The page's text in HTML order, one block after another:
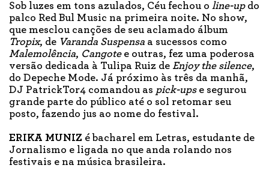
Sob luzes em tons azulados, Céu fechou o line-up do
palco Red Bul Music na primeira noite. No show,
que mesclou canções de seu aclamado álbum
Tropix, de Varanda Suspensa a sucessos como
Malemolência, Cangote e outras, fez uma poderosa
versão dedicada à Tulipa Ruiz de Enjoy the silence,
do Depeche Mode. Já próximo às três da manhã,
DJ PatrickTor4 comandou as pick-upse segurou
grande parte do público até o sol retomar seu
posto, fazendo jus ao nome do festival.
ERIKA MUNIZ é bacharel em Letras, estudante de
Jornalismo e ligada no que anda rolando nos
festivais e na música brasileira.